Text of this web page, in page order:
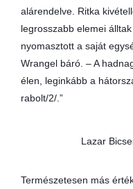
alárendelve. Ritka
legrosszabb elemei
nyomasztott a saját
Wrangel báró. – A
élen, leginkább a
rabolt/2/.”
Lazar
Természetesen más